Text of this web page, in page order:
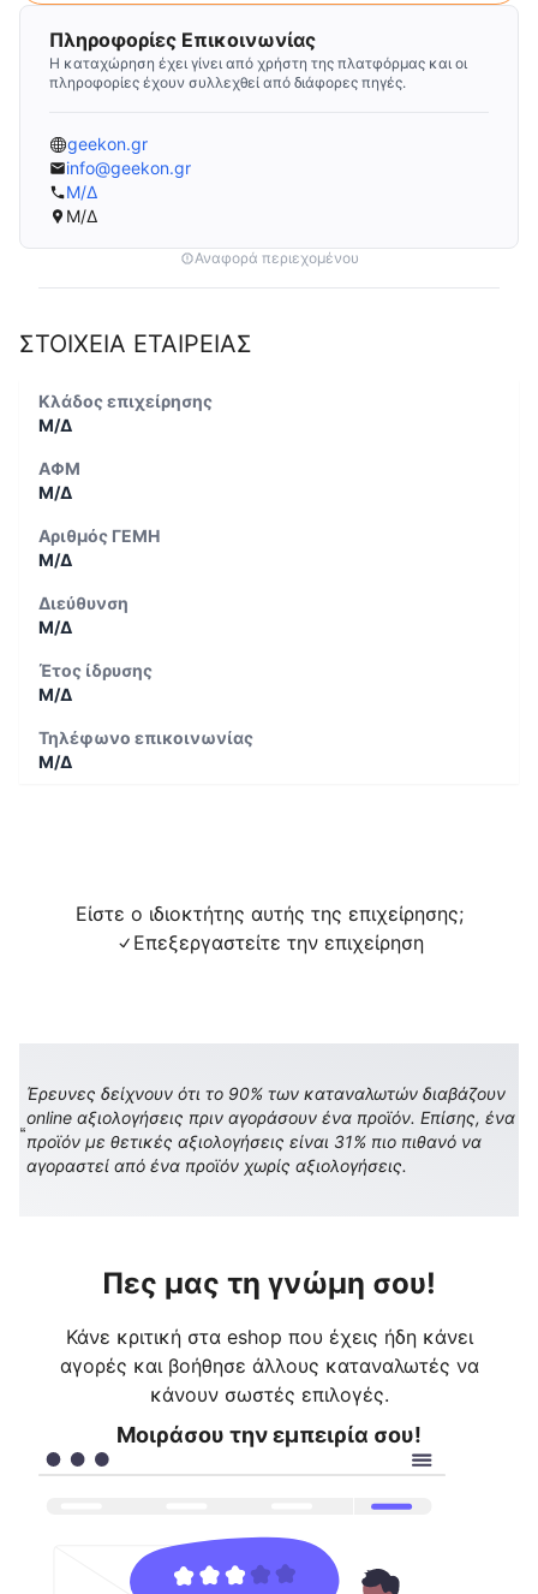
Πληροφορίες Επικοινωνίας
Η καταχώρηση έχει γίνει από χρήστη της πλατφόρμας και οι
πληροφορίες έχουν συλλεχθεί από διάφορες πηγές.
geekon.gr
info@geekon.gr
Μ/Δ
Μ/Δ
Αναφορά περιεχομένου
ΣΤΟΙΧΕΙΑ ΕΤΑΙΡΕΙΑΣ
Κλάδος επιχείρησης
Μ/Δ
ΑΦΜ
Μ/Δ
Αριθμός ΓΕΜΗ
Μ/Δ
Διεύθυνση
Μ/Δ
Έτος ίδρυσης
Μ/Δ
Τηλέφωνο επικοινωνίας
Μ/Δ
Είστε ο ιδιοκτήτης αυτής της επιχείρησης;
Επεξεργαστείτε την επιχείρηση
Έρευνες δείχνουν ότι το 90% των καταναλωτών διαβάζουν
online αξιολογήσεις πριν αγοράσουν ένα προϊόν. Επίσης, ένα
προϊόν με θετικές αξιολογήσεις είναι 31% πιο πιθανό να
αγοραστεί από ένα προϊόν χωρίς αξιολογήσεις.
Πες μας τη γνώμη σου!
Κάνε κριτική στα eshop που έχεις ήδη κάνει
αγορές και βοήθησε άλλους καταναλωτές να
κάνουν σωστές επιλογές.
Μοιράσου την εμπειρία σου!